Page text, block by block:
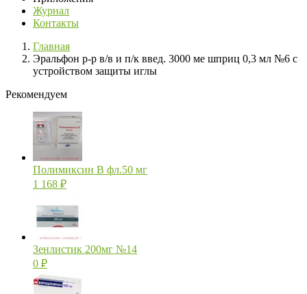
Журнал
Контакты
Главная
Эральфон р-р в/в и п/к введ. 3000 ме шприц 0,3 мл №6 с
устройством защиты иглы
Рекомендуем
Полимиксин В фл.50 мг
1 168 ₽
Зенлистик 200мг №14
0 ₽